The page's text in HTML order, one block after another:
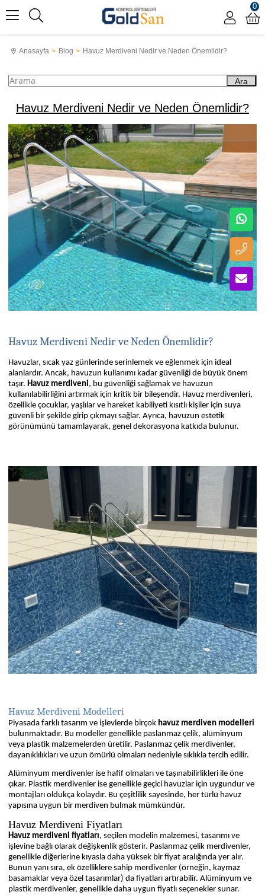
0
Anasayfa Blog Havuz Merdiveni Nedir ve Neden Önemlidir?
Ara
Havuz Merdiveni Nedir ve Neden Önemlidir?
Havuz Merdiveni Nedir ve Neden Önemlidir?
Havuzlar, sıcak yaz günlerinde serinlemek ve eğlenmek için ideal
alanlardır. Ancak, havuzun kullanımı kadar güvenliği de büyük önem
taşır. Havuz merdiveni, bu güvenliği sağlamak ve havuzun
kullanılabilirliğini artırmak için kritik bir bileşendir. Havuz merdivenleri,
özellikle çocuklar, yaşlılar ve hareket kabiliyeti kısıtlı kişiler için suya
güvenli bir şekilde girip çıkmayı sağlar. Ayrıca, havuzun estetik
görünümünü tamamlayarak, genel dekorasyona katkıda bulunur.
Havuz Merdiveni Modelleri
Piyasada farklı tasarım ve işlevlerde birçok havuz merdiven modelleri
bulunmaktadır. Bu modeller genellikle paslanmaz çelik, alüminyum
veya plastik malzemelerden üretilir. Paslanmaz çelik merdivenler,
dayanıklılıkları ve uzun ömürlü olmaları nedeniyle sıklıkla tercih edilir.
Alüminyum merdivenler ise hafif olmaları ve taşınabilirlikleri ile öne
çıkar. Plastik merdivenler ise genellikle geçici havuzlar için uygundur ve
montajları oldukça kolaydır. Bu çeşitlilik sayesinde, her türlü havuz
yapısına uygun bir merdiven bulmak mümkündür.
Havuz Merdiveni Fiyatları
Havuz merdiveni fiyatları, seçilen modelin malzemesi, tasarımı ve
işlevine bağlı olarak değişkenlik gösterir. Paslanmaz çelik merdivenler,
genellikle diğerlerine kıyasla daha yüksek bir fiyat aralığında yer alır.
Bunun yanı sıra, ek özelliklere sahip merdivenler (örneğin, kaymaz
basamaklar veya özel tasarımlar) da fiyatları artırabilir. Alüminyum ve
plastik merdivenler, genellikle daha uygun fiyatlı seçenekler sunar.